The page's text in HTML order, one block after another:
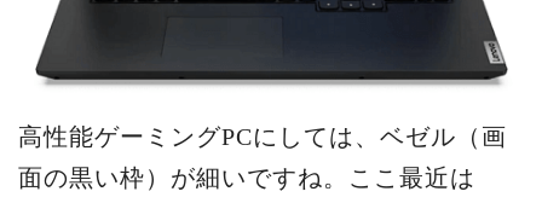
高性能ゲーミングPCにしては、ベゼル（画
面の黒い枠）が細いですね。ここ最近は